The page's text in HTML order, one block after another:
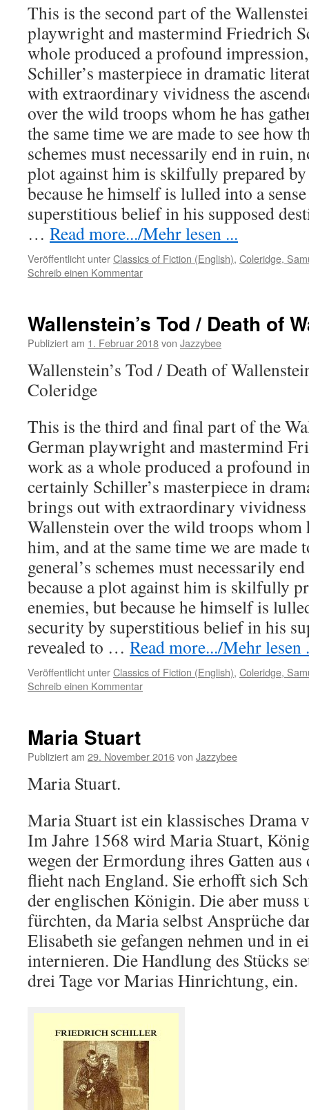
This is the second part of the
playwright and mastermind Friedrich
whole produced a profound
Schiller’s masterpiece in dramatic
with extraordinary vividness the
over the wild troops whom he has
the same time we are made to see how
schemes must necessarily end in ruin,
plot against him is skilfully prepared
because he himself is lulled into a
superstitious belief in his supposed
… Read more.../Mehr lesen ...
Veröffentlicht unterClassics of Fiction (English), Coleridge,
Schreib einen Kommentar
Wallenstein’s Tod / Death of
Publiziert am 1. Februar 2018von Jazzybee
Wallenstein’s Tod / Death of
Coleridge
This is the third and final part of the
German playwright and mastermind
work as a whole produced a profound
certainly Schiller’s masterpiece in
brings out with extraordinary vividness
Wallenstein over the wild troops whom
him, and at the same time we are made
general’s schemes must necessarily
because a plot against him is skilfully
enemies, but because he himself is
security by superstitious belief in his
revealed to … Read more.../Mehr lesen
Veröffentlicht unterClassics of Fiction (English), Coleridge,
Schreib einen Kommentar
Maria Stuart
Publiziert am 29. November 2016von Jazzybee
Maria Stuart.
Maria Stuart ist ein klassisches Drama
Im Jahre 1568 wird Maria Stuart,
wegen der Ermordung ihres Gatten
flieht nach England. Sie erhofft sich
der englischen Königin. Die aber muss
fürchten, da Maria selbst Ansprüche
Elisabeth sie gefangen nehmen und in
internieren. Die Handlung des Stücks
drei Tage vor Marias Hinrichtung, ein.